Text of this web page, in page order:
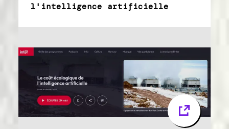
l'intelligence artificielle